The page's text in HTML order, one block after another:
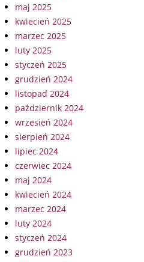
maj 2025
kwiecień 2025
marzec 2025
luty 2025
styczeń 2025
grudzień 2024
listopad 2024
październik 2024
wrzesień 2024
sierpień 2024
lipiec 2024
czerwiec 2024
maj 2024
kwiecień 2024
marzec 2024
luty 2024
styczeń 2024
grudzień 2023